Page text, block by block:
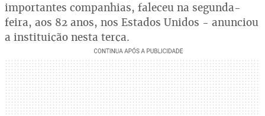
importantes companhias, faleceu na segunda-
feira, aos 82 anos, nos Estados Unidos - anunciou
a instituição nesta terça.